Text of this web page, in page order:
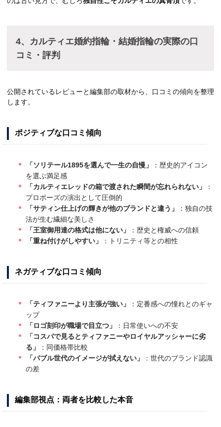
4、カルティエ婚約指輪・結婚指輪の実際の口
コミ・評判
公開されているレビューと編集部の取材から、口コミの傾向を整理
します。
ポジティブな口コミ傾向
「ソリテール1895を選んで一生の自慢」
：歴史的アイコン
を選ぶ満足感
「カルティエレッドの箱で渡された瞬間が忘れられない」
：
プロポーズの演出として圧倒的
「サティン仕上げの輝きが他のブランドと違う」
：独自の技
法が生む繊細な美しさ
「王室御用達の格式は他にない」
：歴史と権威への信頼
「重ね付けがしやすい」
：トリニティ等との相性
ネガティブな口コミ傾向
「ティファニーより主張が強い」
：定番感への憧れとのギャ
ップ
「ロゴ刻印が職場で目立つ」
：日常使いへの不安
「コスパで見るとティファニーやロイヤルアッシャーに劣
る」
：同価格帯比較
「バブル世代のイメージが拭えない」
：世代のブランド認識
の差
編集部視点：両者を比較した本音